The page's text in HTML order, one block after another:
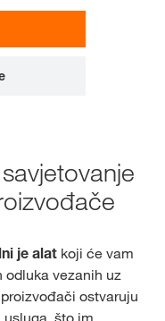
je alat koji će vam
odluka vezanih uz
ostvaruju